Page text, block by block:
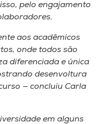
pelo engajamento
aos acadêmicos
onde todos são
diferenciada e única
desenvoltura
— concluiu Carla
em alguns